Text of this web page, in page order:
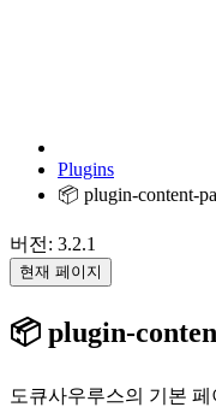
Plugins
📦 plugin-content-
버전: 3.2.1
현재 페이지
📦 plugin-
도큐사우루스의 기본